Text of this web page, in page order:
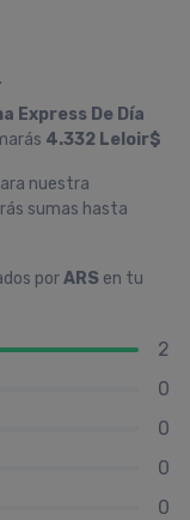
Express De Día
4.332 Leloir$
nuestra
sumas hasta
porARS en tu
2
0
0
0
0